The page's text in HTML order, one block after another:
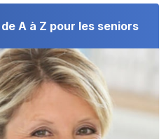
A à Z pour les seniors